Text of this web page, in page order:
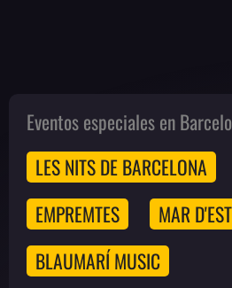
Eventos especiales en
LES NITS DE BARCELONA
EMPREMTES
MAR
BLAUMARÍ MUSIC